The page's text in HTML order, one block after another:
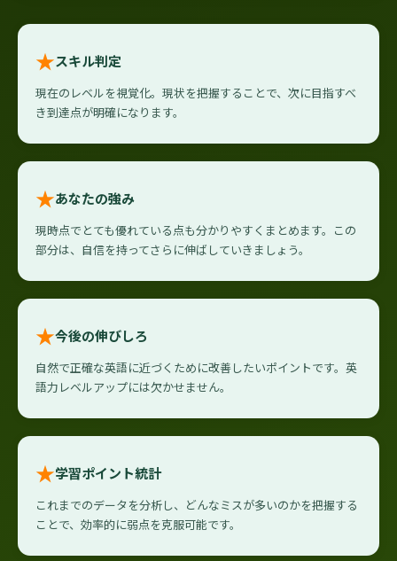
★スキル判定
現在のレベルを視覚化。現状を把握することで、次に目指すべ
き到達点が明確になります。
★あなたの強み
現時点でとても優れている点も分かりやすくまとめます。この
部分は、自信を持ってさらに伸ばしていきましょう。
★今後の伸びしろ
自然で正確な英語に近づくために改善したいポイントです。英
語力レベルアップには欠かせません。
★学習ポイント統計
これまでのデータを分析し、どんなミスが多いのかを把握する
ことで、効率的に弱点を克服可能です。